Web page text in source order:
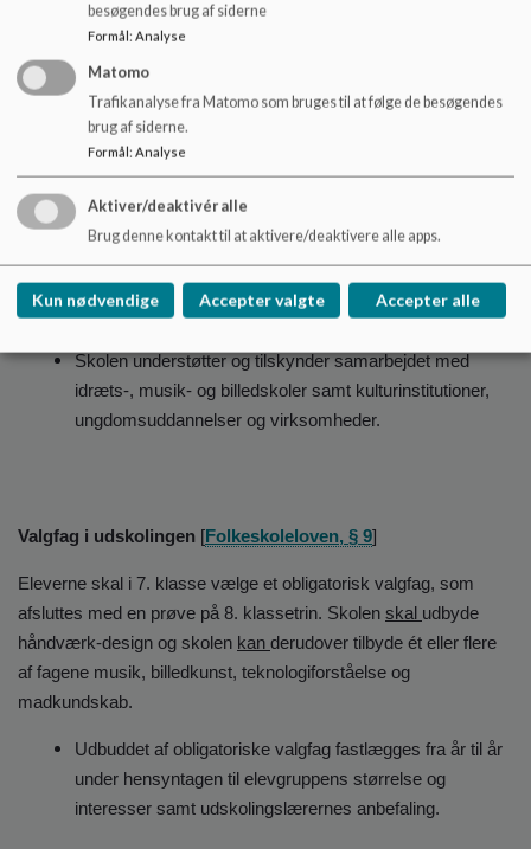
relevante samarbejdspartnere.
Skolen tilstræber, at skoledagen planlægges, så der er
mulighed for aktivitetsbaseret undervisning, ekskursioner og
samarbejde med eksterne parter.
Samarbejder efter § 3, stk. 4, 1. pkt.” (Den åbne skole)
Skolen følger Favrskov Kommunes årsplan for ”Åben
Skole”
Skolen understøtter og tilskynder samarbejdet med
idræts-, musik- og billedskoler samt kulturinstitutioner,
ungdomsuddannelser og virksomheder.
Valgfag i udskolingen [Folkeskoleloven, § 9]
Eleverne skal i 7. klasse vælge et obligatorisk valgfag, som
afsluttes med en prøve på 8. klassetrin. Skolen skal udbyde
håndværk-design og skolen kan derudover tilbyde ét eller flere
af fagene musik, billedkunst, teknologiforståelse og
madkundskab.
Udbuddet af obligatoriske valgfag fastlægges fra år til år
under hensyntagen til elevgruppens størrelse og
interesser samt udskolingslærernes anbefaling.
besøgendes brug af siderne
Formål: Analyse
Matomo
Trafikanalyse fra Matomo som bruges til at følge de besøgendes
brug af siderne.
Formål: Analyse
Aktiver/deaktivér alle
Brug denne kontakt til at aktivere/deaktivere alle apps.
Kun nødvendige Accepter valgte Accepter alle